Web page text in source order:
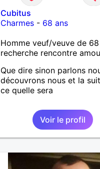
Cubitus
Charmes- 68 ans
Homme veuf/veuve de
recherche rencontre
Que dire sinon parlons
découvrons nous et la
ce quelle sera
Voir le profil